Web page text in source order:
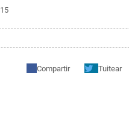
Compartir Tuitear